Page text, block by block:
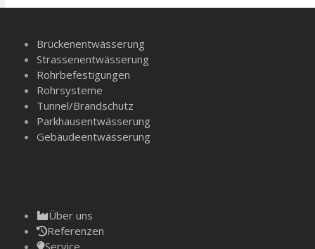
Brückenentwässerung
Strassenentwässerung
Rohrbefestigungen
Rohrsysteme
Tunnel/­Brandschutz
Parkhausentwässerung
Gebäudeentwässerung
Über uns
Referenzen
Service